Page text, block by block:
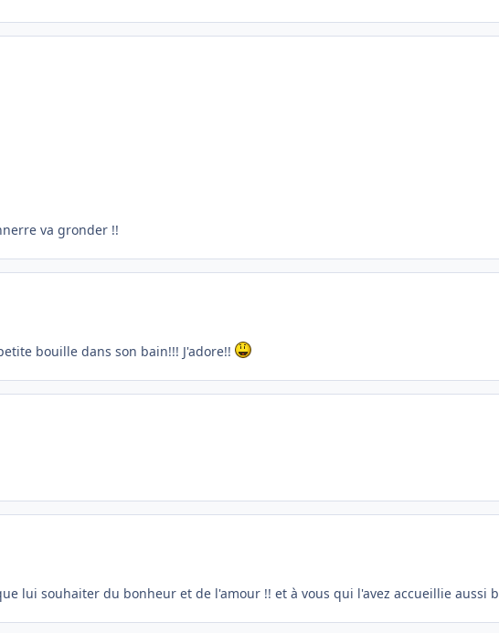
va gronder !!
bouille dans son bain!!! J'adore!!
lui souhaiter du bonheur et de l'amour !! et à vous qui l'avez accueillie aussi